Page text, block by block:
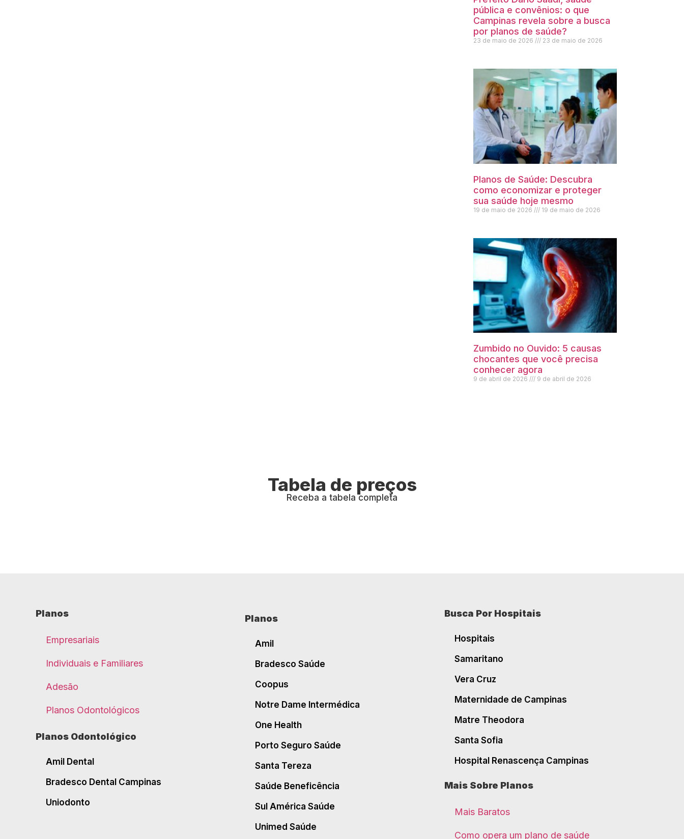
pública e convênios: o que
Campinas revela sobre a busca
por planos de saúde?
23 de maio de 2026 23 de maio de 2026
Planos de Saúde: Descubra
como economizar e proteger
sua saúde hoje mesmo
19 de maio de 2026 19 de maio de 2026
Zumbido no Ouvido: 5 causas
chocantes que você precisa
conhecer agora
9 de abril de 2026 9 de abril de 2026
Tabela de preços
Receba a tabela completa
Planos
Empresariais
Individuais e Familiares
Adesão
Planos Odontológicos
Planos Odontológico
Amil Dental
Bradesco Dental Campinas
Uniodonto
Planos
Amil
Bradesco Saúde
Coopus
Notre Dame Intermédica
One Health
Porto Seguro Saúde
Santa Tereza
Saúde Beneficência
Sul América Saúde
Unimed Saúde
Busca Por Hospitais
Hospitais
Samaritano
Vera Cruz
Maternidade de Campinas
Matre Theodora
Santa Sofia
Hospital Renascença Campinas
Mais Sobre Planos
Mais Baratos
Como opera um plano de saúde